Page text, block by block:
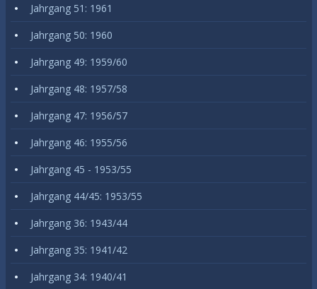
Jahrgang 51: 1961
Jahrgang 50: 1960
Jahrgang 49: 1959/60
Jahrgang 48: 1957/58
Jahrgang 47: 1956/57
Jahrgang 46: 1955/56
Jahrgang 45 - 1953/55
Jahrgang 44/45: 1953/55
Jahrgang 36: 1943/44
Jahrgang 35: 1941/42
Jahrgang 34: 1940/41